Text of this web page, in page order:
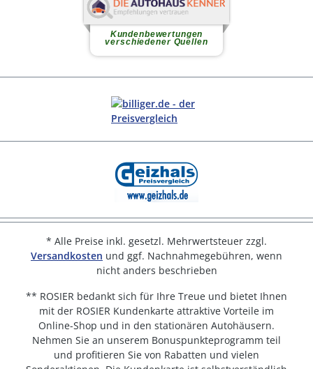
* Alle Preise inkl. gesetzl. Mehrwertsteuer zzgl.
Versandkosten und ggf. Nachnahmegebühren, wenn
nicht anders beschrieben
** ROSIER bedankt sich für Ihre Treue und bietet Ihnen
mit der ROSIER Kundenkarte attraktive Vorteile im
Online-Shop und in den stationären Autohäusern.
Nehmen Sie an unserem Bonuspunkteprogramm teil
und profitieren Sie von Rabatten und vielen